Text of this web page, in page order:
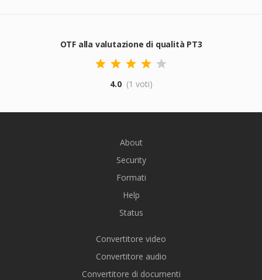
OTF alla valutazione di qualità PT3
4.0 (1 voti)
About
Security
Formati
Help
Status
Convertitore video
Convertitore audio
Convertitore di documenti